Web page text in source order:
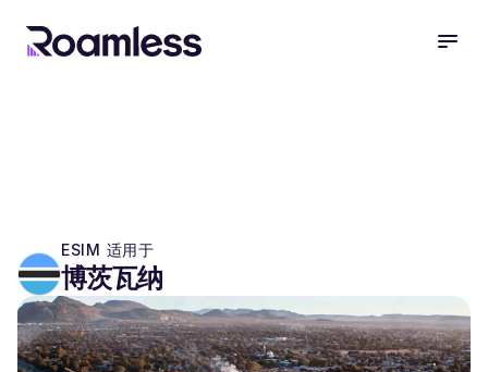
ESIM 适用于
博茨瓦纳